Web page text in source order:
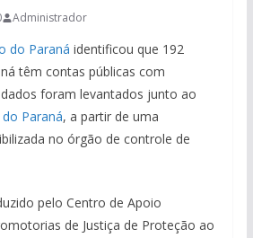
Administrador
do Paraná identificou que 192
têm contas públicas com
foram levantados junto ao
Paraná, a partir de uma
no órgão de controle de
pelo Centro de Apoio
de Justiça de Proteção ao